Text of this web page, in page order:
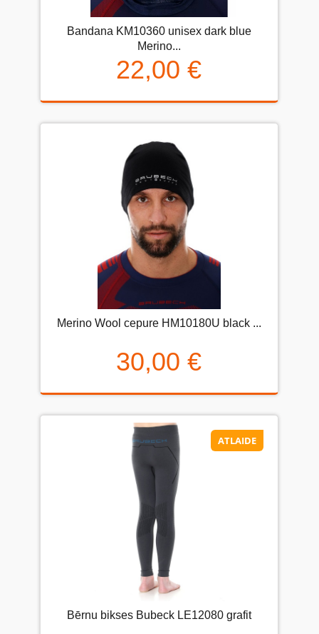
Bandana KM10360 unisex dark blue
Merino...
22,00 €
Merino Wool cepure HM10180U black ...
30,00 €
ATLAIDE
Bērnu bikses Bubeck LE12080 grafit